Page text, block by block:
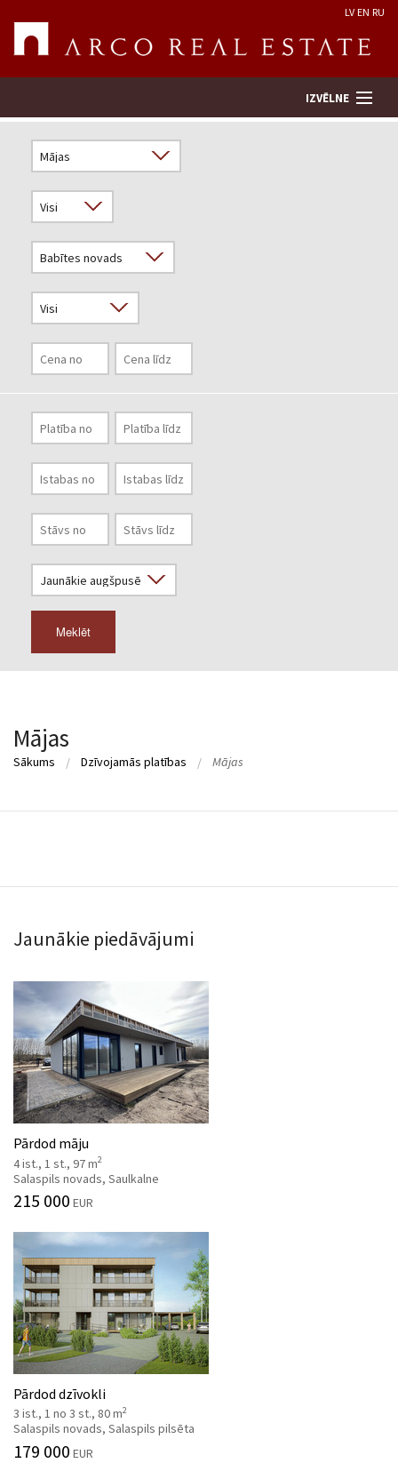
LV EN RU
IZVĒLNE
Novērtēt īpašumu
Uzņēmums
Pakalpojumi
Kontakti
Meklēt
Mājas
Sākums Dzīvojamās platības Mājas
Jaunākie piedāvājumi
Pārdod māju
4 ist., 1 st., 97 m2
Salaspils novads, Saulkalne
215 000 EUR
Pārdod dzīvokli
3 ist., 1 no 3 st., 80 m2
Salaspils novads, Salaspils pilsēta
179 000 EUR